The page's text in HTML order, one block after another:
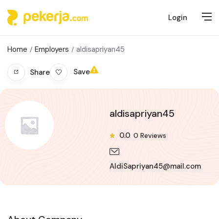
Login
Home Employers aldisapriyan45
Share Save
aldisapriyan45
0.0 0 Reviews
AldiSapriyan45@mail.com